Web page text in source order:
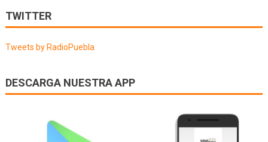
de
entradas
TWITTER
Tweets by RadioPuebla
DESCARGA NUESTRA APP